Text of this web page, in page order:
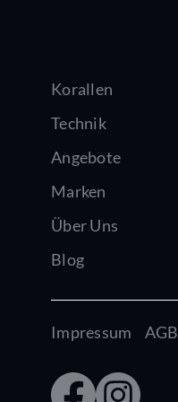
Korallen
Technik
Angebote
Marken
Über Uns
Blog
Impressum AGB
FacebInsta